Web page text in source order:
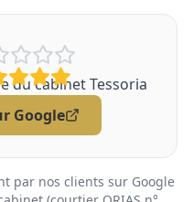
du cabinet Tessoria
Google
par nos clients sur Google